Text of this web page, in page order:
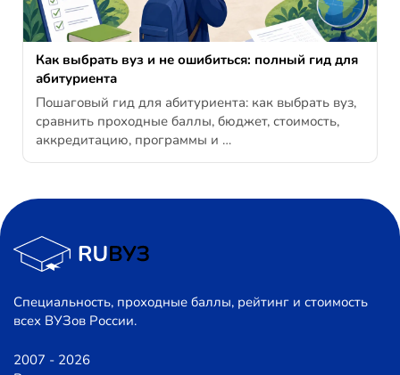
Как выбрать вуз и не ошибиться: полный гид для
абитуриента
Пошаговый гид для абитуриента: как выбрать вуз,
сравнить проходные баллы, бюджет, стоимость,
аккредитацию, программы и …
Специальность, проходные баллы, рейтинг и стоимость
всех ВУЗов России.
2007 - 2026